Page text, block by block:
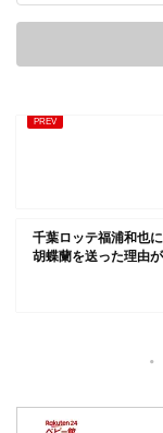
千葉ロッテ福浦和也
胡蝶蘭を送った理由